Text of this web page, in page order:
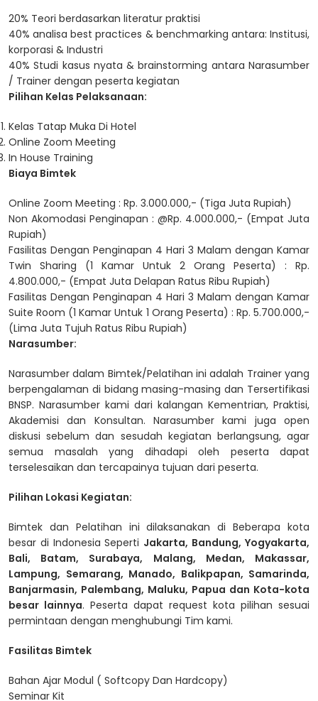
20% Teori berdasarkan literatur praktisi
40% analisa best practices & benchmarking antara: Institusi,
korporasi & Industri
40% Studi kasus nyata & brainstorming antara Narasumber
/ Trainer dengan peserta kegiatan
Pilihan Kelas Pelaksanaan:
Kelas Tatap Muka Di Hotel
Online Zoom Meeting
In House Training
Biaya Bimtek
Online Zoom Meeting : Rp. 3.000.000,- (Tiga Juta Rupiah)
Non Akomodasi Penginapan : @Rp. 4.000.000,- (Empat Juta
Rupiah)
Fasilitas Dengan Penginapan 4 Hari 3 Malam dengan Kamar
Twin Sharing (1 Kamar Untuk 2 Orang Peserta) : Rp.
4.800.000,- (Empat Juta Delapan Ratus Ribu Rupiah)
Fasilitas Dengan Penginapan 4 Hari 3 Malam dengan Kamar
Suite Room (1 Kamar Untuk 1 Orang Peserta) : Rp. 5.700.000,-
(Lima Juta Tujuh Ratus Ribu Rupiah)
Narasumber:
Narasumber dalam Bimtek/Pelatihan ini adalah Trainer yang
berpengalaman di bidang masing-masing dan Tersertifikasi
BNSP. Narasumber kami dari kalangan Kementrian, Praktisi,
Akademisi dan Konsultan. Narasumber kami juga open
diskusi sebelum dan sesudah kegiatan berlangsung, agar
semua masalah yang dihadapi oleh peserta dapat
terselesaikan dan tercapainya tujuan dari peserta.
Pilihan Lokasi Kegiatan:
Bimtek dan Pelatihan ini dilaksanakan di Beberapa kota
besar di Indonesia Seperti Jakarta, Bandung, Yogyakarta,
Bali, Batam, Surabaya, Malang, Medan, Makassar,
Lampung, Semarang, Manado, Balikpapan, Samarinda,
Banjarmasin, Palembang, Maluku, Papua dan Kota-kota
besar lainnya. Peserta dapat request kota pilihan sesuai
permintaan dengan menghubungi Tim kami.
Fasilitas Bimtek
Bahan Ajar Modul ( Softcopy Dan Hardcopy)
Seminar Kit